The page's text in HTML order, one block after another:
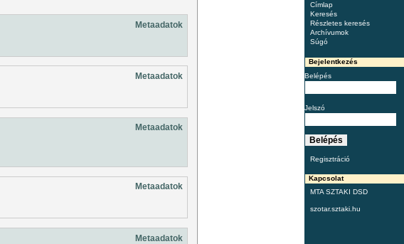
Címlap
Keresés
Részletes keresés
Archívumok
Súgó
Bejelentkezés
Belépés
Jelszó
Regisztráció
Kapcsolat
MTA SZTAKI DSD
szotar.sztaki.hu
Metaadatok
Metaadatok
Metaadatok
Metaadatok
Metaadatok